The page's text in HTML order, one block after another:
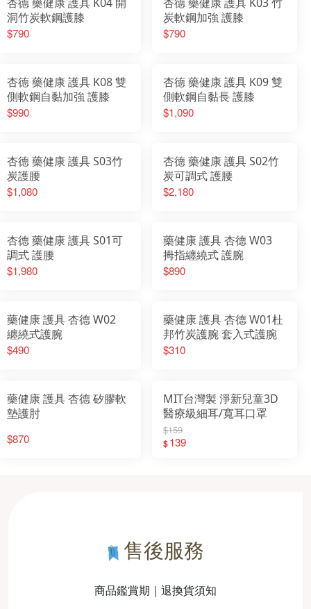
洞竹炭軟鋼護膝
$790
炭軟鋼加強 護膝
$790
杏德 藥健康 護具 K08 雙
側軟鋼自黏加強 護膝
$990
杏德 藥健康 護具 K09 雙
側軟鋼自黏長 護膝
$1,090
杏德 藥健康 護具 S03竹
炭護腰
$1,080
杏德 藥健康 護具 S02竹
炭可調式 護腰
$2,180
杏德 藥健康 護具 S01可
調式 護腰
$1,980
藥健康 護具 杏德 W03
拇指纏繞式 護腕
$890
藥健康 護具 杏德 W02
纏繞式護腕
$490
藥健康 護具 杏德 W01杜
邦竹炭護腕 套入式護腕
$310
藥健康 護具 杏德 矽膠軟
墊護肘
$870
MIT台灣製 淨新兒童3D
醫療級細耳/寬耳口罩
$159
$139
售後服務
商品鑑賞期｜退換貨須知